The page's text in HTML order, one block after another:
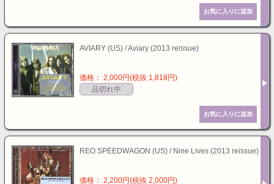
AVIARY (US) / Aviary (2013 reissue)
価格： 2,000円(税抜 1,818円)
品切れ中
REO SPEEDWAGON (US) / Nine Lives (2013 reissue)
価格： 2,200円(税抜 2,000円)